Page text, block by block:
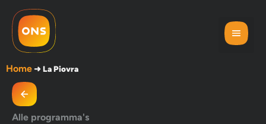
Home➜La Piovra
Alle programma's